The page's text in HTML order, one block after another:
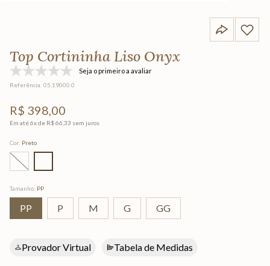
Top Cortininha Liso Onyx
Seja o primeiro a avaliar
Referência: 05.19000.0
R$ 398 00
Em até6x de R$66 33 sem juros
Cor: Preto
Tamanho: PP
PP P M G GG
Provador Virtual Tabela de Medidas